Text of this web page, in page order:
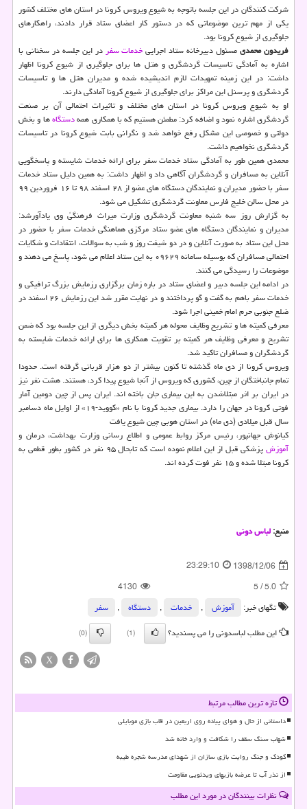
شركت كنندگان در این جلسه باتوجه به شیوع ویروس كرونا در استان های مختلف كشور
یكی از مهم ترین موضوعاتی كه در دستور كار اعضای ستاد قرار دادند، راهكارهای
جلوگیری از شیوع كرونا بود.
فریدون محمدیمسئول دبیرخانه ستاد اجراییخدماتسفر در این جلسه در سخنانی با
اشاره به آمادگی تاسیسات گردشگری و هتل ها برای جلوگیری از شیوع كرونا اظهار
داشت: در این زمینه تمهیدات لازم اندیشیده شده و مدیران هتل ها و تاسیسات
گردشگری و پرسنل این مراكز برای جلوگیری از شیوع كرونا آمادگی دارند.
او به شیوع ویروس كرونا در استان های مختلف و تاثیرات احتمالی آن بر صنعت
گردشگری اشاره نمود و اضافه كرد: مطمئن هستیم كه با همكاری همهدستگاهها و بخش
دولتی و خصوصی این مشكل رفع خواهد شد و نگرانی بابت شیوع كرونا در تاسیسات
گردشگری نخواهیم داشت.
محمدی همین طور به آمادگی ستاد خدمات سفر برای ارائه خدمات شایسته و پاسخگویی
آنلاین به مسافران و گردشگران آگاهی داد و اظهار داشت: به همین دلیل ستاد خدمات
سفر با حضور مدیران و نمایندگان دستگاه های عضو از ۲۸ اسفند ۹۸ تا ۱۶ فروردین ۹۹
در محل سالن خلیج فارس معاونت گردشگری تشكیل می شود.
به گزارش روز سه شنبه معاونت گردشگری وزارت میراث فرهنگیُ وی یادآورشد:
مدیران و نمایندگان دستگاه های عضو ستاد مركزی هماهنگی خدمات سفر با حضور در
محل این ستاد به صورت آنلاین و در دو شیفت روز و شب به سوالات، انتقادات و شكایات
احتمالی مسافران كه بوسیله سامانه ۰۹۶۲۹ به این ستاد اعلام می شود، پاسخ می دهند و
موضوعات را رسیدگی می كنند.
در ادامه این جلسه دبیر و اعضای ستاد در باره زمان برگزاری رزمایش بزرگ ترافیكی و
خدمات سفر باهم به گفت و گو پرداختند و در نهایت مقرر شد این رزمایش ۲۶ اسفند در
ضلع جنوبی حرم امام خمینی اجرا شود.
معرفی كمیته ها و تشریح وظایف محوله هر كمیته بخش دیگری از این جلسه بود كه ضمن
تشریح و معرفی وظایف هر كمیته بر تقویت همكاری ها برای ارائه خدمات شایسته به
گردشگران و مسافران تاكید شد.
ویروس كرونا از دی ماه گذشته تا كنون بیشتر از دو هزار قربانی گرفته است. حدودا
تمام جانباختگان از چین، كشوری كه ویروس از آنجا شیوع پیدا كرد، هستند. هشت نفر نیز
در ایران بر اثر مبتلاشدن به این بیماری جان باخته اند. ایران پس از چین دومین آمار
فوتی كرونا در جهان را دارد. بیماری جدید كرونا با نام «كووید-۱۹» از اوایل ماه دسامبر
سال قبل میلادی (دی ماه) در استان هوبی چین شیوع یافت
كیانوش جهانپور، رئیس مركز روابط عمومی و اطلاع رسانی وزارت بهداشت، درمان و
آموزش
پزشكی قبل از این اعلام نموده است كه تابحال ۹۵ نفر در كشور بطور قطعی به
كرونا مبتلا شده و ۱۵ نفر فوت كرده اند.
منبع:لباس دونی
1398/12/06
23:29:10
5.0
/
5
4130
تگهای خبر:
آموزش , خدمات , دستگاه ,
سفر
این مطلب لباسدونی را می پسندید؟
(1)
(0)
X
تازه ترین مطالب مرتبط
داستانی از حال و هوای پیاده روی اربعین در قاب بازی موبایلی
شهاب سنگ سقف را شکافت و وارد خانه شد
کودک و جنگ روایت بازی سازان از شهدای مدرسه شجره طیبه
از نذر آب تا عرضه بازیهای ویدئویی مقاومت
نظرات بینندگان در مورد این مطلب